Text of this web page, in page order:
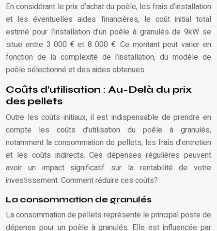
En considérant le prix d’achat du poêle, les frais d’installation
et les éventuelles aides financières, le coût initial total
estimé pour l’installation d’un poêle à granulés de 9kW se
situe entre 3 000 € et 8 000 €. Ce montant peut varier en
fonction de la complexité de l’installation, du modèle de
poêle sélectionné et des aides obtenues.
Coûts d’utilisation : Au-Delà du prix
des pellets
Outre les coûts initiaux, il est indispensable de prendre en
compte les coûts d’utilisation du poêle à granulés,
notamment la consommation de pellets, les frais d’entretien
et les coûts indirects. Ces dépenses régulières peuvent
avoir un impact significatif sur la rentabilité de votre
investissement. Comment réduire ces coûts?
La consommation de granulés
La consommation de pellets représente le principal poste de
dépense pour un poêle à granulés. Elle est influencée par